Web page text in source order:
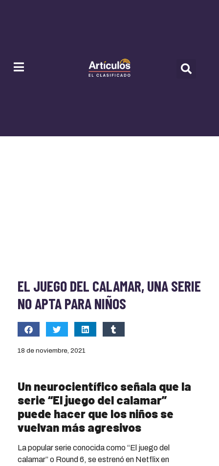
EL JUEGO DEL CALAMAR, UNA SERIE
NO APTA PARA NIÑOS
18 de noviembre, 2021
Un neurocientífico señala que la
serie “El juego del calamar”
puede hacer que los niños se
vuelvan más agresivos
La popular serie conocida como “El juego del
calamar” o Round 6, se estrenó en Netflix en